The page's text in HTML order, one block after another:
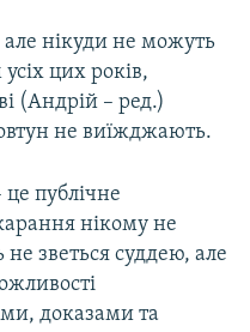
але нікуди не можуть
цих років,
(Андрій – ред.)
не виїжджають.
публічне
нікому не
не зветься суддею, але
доказами та